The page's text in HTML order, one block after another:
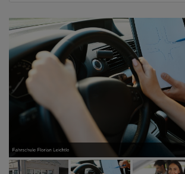
Fahrschule Florian Leichtle